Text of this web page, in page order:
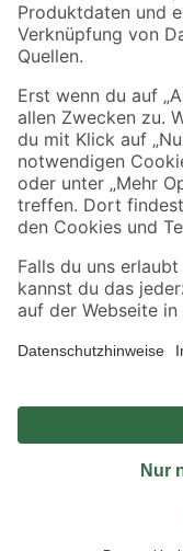
Sicher einkaufen
Jetzt die toom-App
Alle Preisangaben in EUR inkl.
Umständen nicht in allen
Produkte nur solange der Vorrat
*Paketversand ab 59 €
Nutzungsbedingungen
© 2026 toom Baumarkt